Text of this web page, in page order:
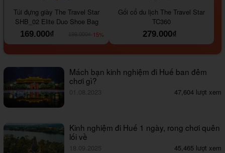
#000000#964B00
Túi đựng giày The Travel Star
SHB_02 Elite Duo Shoe Bag
169.000₫
-15%
Gối cổ du lịch The Travel Star
TC360
279.000₫
Mách bạn kinh nghiệm đi Huế ban đêm
chơi gì?
01.08.2023 47,604 lượt xem
Kinh nghiệm đi Huế 1 ngày, rong chơi quên
lối về
18.09.2025 45,465 lượt xem